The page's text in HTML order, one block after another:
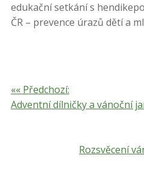
edukační setkání s
ČR – prevence úrazů dětí a
«« Předchozí:
Adventní dílničky a vánoční
Rozsvěcení